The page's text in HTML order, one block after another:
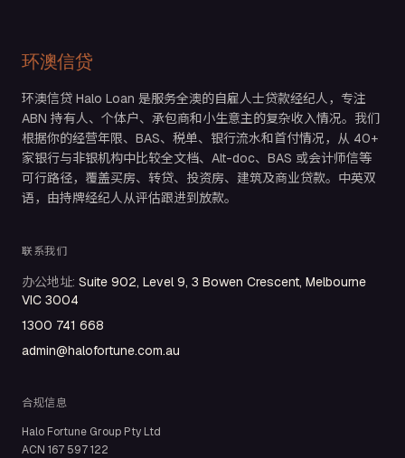
环澳信贷
环澳信贷 Halo Loan 是服务全澳的自雇人士贷款经纪人，专注
ABN 持有人、个体户、承包商和小生意主的复杂收入情况。我们
根据你的经营年限、BAS、税单、银行流水和首付情况，从 40+
家银行与非银机构中比较全文档、Alt-doc、BAS 或会计师信等
可行路径，覆盖买房、转贷、投资房、建筑及商业贷款。中英双
语，由持牌经纪人从评估跟进到放款。
联系我们
办公地址: Suite 902, Level 9, 3 Bowen Crescent, Melbourne
VIC 3004
1300 741 668
admin@halofortune.com.au
合规信息
Halo Fortune Group Pty Ltd
ACN 167 597 122